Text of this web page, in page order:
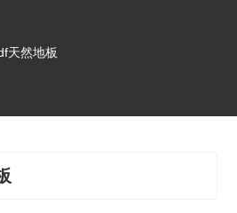
天然地板